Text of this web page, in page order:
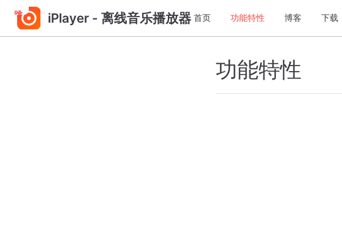
跳
至
主
iPlayer - 离线音乐播放器 首页 功能特性 博客 下载
功能特性